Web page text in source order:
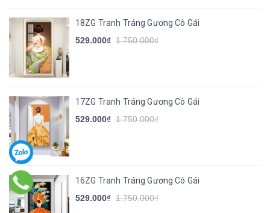
18ZG Tranh Tráng Gương Cô Gái
529.000₫ 1.750.000₫
17ZG Tranh Tráng Gương Cô Gái
529.000₫ 1.750.000₫
16ZG Tranh Tráng Gương Cô Gái
529.000₫ 1.750.000₫